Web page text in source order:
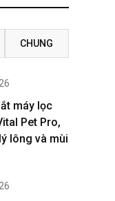
CHUNG
máy lọc
Pet Pro,
lông và mùi